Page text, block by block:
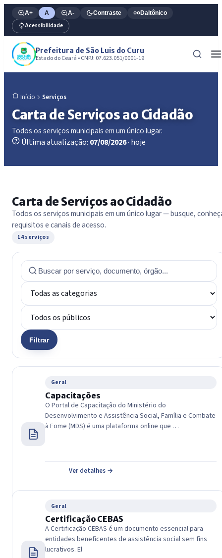
A+ A A- Contraste Daltônico
Acessibilidade
Prefeitura de São Luis do Curu
Estado do Ceará • CNPJ: 07.623.051/0001-19
Início Serviços
Carta de Serviços ao Cidadão
Todos os serviços municipais em um único lugar.
Última atualização: 07/08/2026· hoje
Carta de Serviços ao Cidadão
Todos os serviços municipais em um único lugar — busque,
requisitos e canais de acesso.
14 serviços
Filtrar
Geral
Capacitações
O Portal de Capacitação do Ministério do
Desenvolvimento e Assistência Social, Família e Combate
à Fome (MDS) é uma plataforma online que …
Ver detalhes →
Geral
Certificação CEBAS
A Certificação CEBAS é um documento essencial para
entidades beneficentes de assistência social sem fins
lucrativos. El